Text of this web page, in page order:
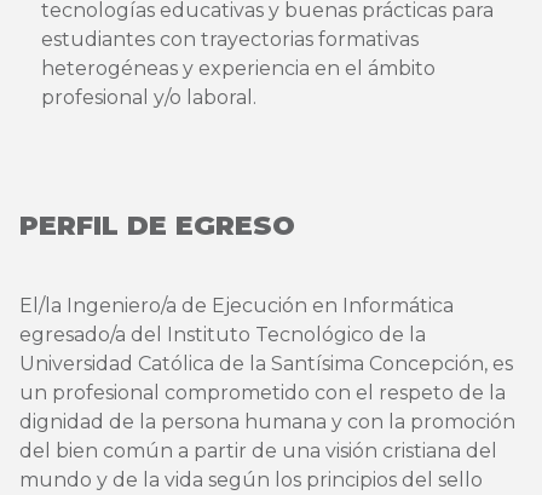
tecnologías educativas y buenas prácticas para
estudiantes con trayectorias formativas
heterogéneas y experiencia en el ámbito
profesional y/o laboral.
PERFIL DE EGRESO
El/la Ingeniero/a de Ejecución en Informática
egresado/a del Instituto Tecnológico de la
Universidad Católica de la Santísima Concepción, es
un profesional comprometido con el respeto de la
dignidad de la persona humana y con la promoción
del bien común a partir de una visión cristiana del
mundo y de la vida según los principios del sello